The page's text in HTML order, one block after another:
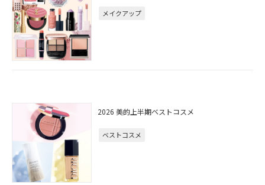
メイクアップ
2026 美的上半期ベストコスメ
ベストコスメ